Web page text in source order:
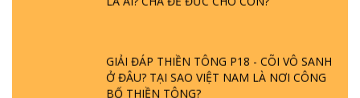
GIẢI ĐÁP THIỀN TÔNG P18 - CÕI VÔ SANH
Ở ĐÂU? TẠI SAO VIỆT NAM LÀ NƠI CÔNG
BỐ THIỀN TÔNG?